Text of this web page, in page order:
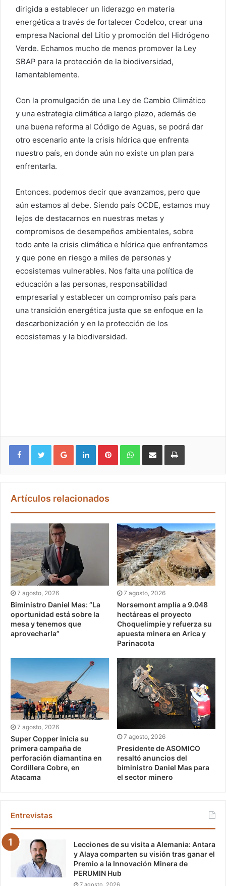
dirigida a establecer un liderazgo en materia
energética a través de fortalecer Codelco, crear una
empresa Nacional del Litio y promoción del Hidrógeno
Verde. Echamos mucho de menos promover la Ley
SBAP para la protección de la biodiversidad,
lamentablemente.
Con la promulgación de una Ley de Cambio Climático
y una estrategia climática a largo plazo, además de
una buena reforma al Código de Aguas, se podrá dar
otro escenario ante la crisis hídrica que enfrenta
nuestro país, en donde aún no existe un plan para
enfrentarla.
Entonces. podemos decir que avanzamos, pero que
aún estamos al debe. Siendo país OCDE, estamos muy
lejos de destacarnos en nuestras metas y
compromisos de desempeños ambientales, sobre
todo ante la crisis climática e hídrica que enfrentamos
y que pone en riesgo a miles de personas y
ecosistemas vulnerables. Nos falta una política de
educación a las personas, responsabilidad
empresarial y establecer un compromiso país para
una transición energética justa que se enfoque en la
descarbonización y en la protección de los
ecosistemas y la biodiversidad.
Google+ LinkedIn Pinterest WhatsApp
Artículos relacionados
7 agosto, 2026
Biministro Daniel Mas: “La
oportunidad está sobre la
mesa y tenemos que
aprovecharla”
7 agosto, 2026
Norsemont amplía a 9.048
hectáreas el proyecto
Choquelimpie y refuerza su
apuesta minera en Arica y
Parinacota
7 agosto, 2026
Super Copper inicia su
primera campaña de
perforación diamantina en
Cordillera Cobre, en
Atacama
7 agosto, 2026
Presidente de ASOMICO
resaltó anuncios del
biministro Daniel Mas para
el sector minero
Entrevistas
Lecciones de su visita a Alemania: Antara
y Alaya comparten su visión tras ganar el
Premio a la Innovación Minera de
PERUMIN Hub